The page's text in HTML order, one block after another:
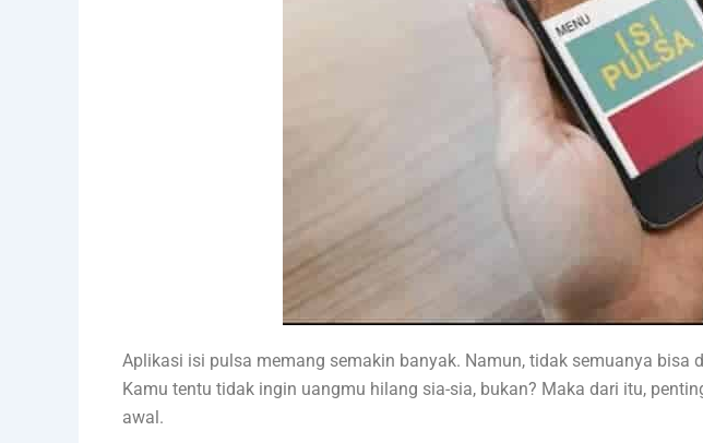
Aplikasi isi pulsa memang semakin banyak. Namun, tidak semuanya
Kamu tentu tidak ingin uangmu hilang sia-sia, bukan? Maka dari itu,
awal.